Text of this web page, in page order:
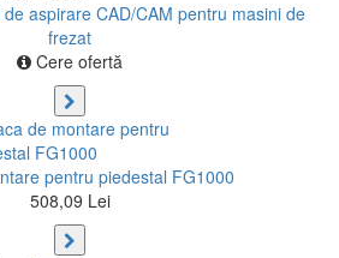
aspirare CAD/CAM pentru masini de
frezat
Cere ofertă
pentru piedestal FG1000
508,09 Lei